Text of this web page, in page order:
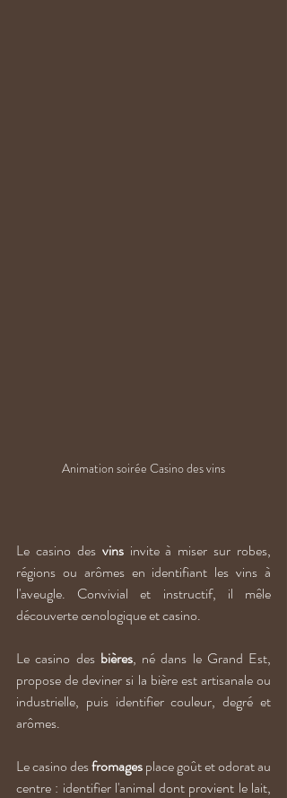
Animation soirée Casino des vins
Le casino des vins invite à miser sur robes,
régions ou arômes en identifiant les vins à
l'aveugle. Convivial et instructif, il mêle
découverte œnologique et casino.
Le casino des bières, né dans le Grand Est,
propose de deviner si la bière est artisanale ou
industrielle, puis identifier couleur, degré et
arômes.
Le casino des fromages place goût et odorat au
centre : identifier l'animal dont provient le lait,